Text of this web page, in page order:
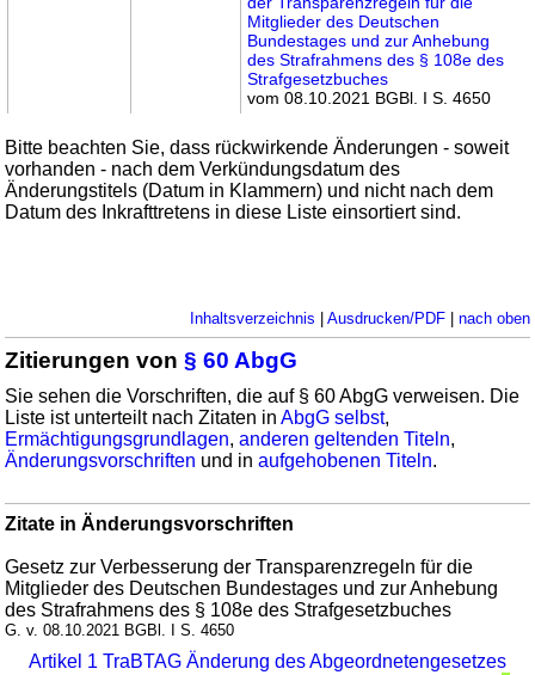
Mitglieder des Deutschen
Bundestages und zur Anhebung
des Strafrahmens des § 108e des
Strafgesetzbuches
vom 08.10.2021 BGBl. I S. 4650
Bitte beachten Sie, dass rückwirkende Änderungen - soweit
vorhanden - nach dem Verkündungsdatum des
Änderungstitels (Datum in Klammern) und nicht nach dem
Datum des Inkrafttretens in diese Liste einsortiert sind.
Inhaltsverzeichnis Ausdrucken/PDF| nach oben
Zitierungen von§ 60 AbgG
Sie sehen die Vorschriften, die auf § 60 AbgG verweisen. Die
Liste ist unterteilt nach Zitaten inAbgG selbst,
Ermächtigungsgrundlagen,anderen geltenden Titeln,
Änderungsvorschriften und inaufgehobenen Titeln.
Zitate in Änderungsvorschriften
Gesetz zur Verbesserung der Transparenzregeln für die
Mitglieder des Deutschen Bundestages und zur Anhebung
des Strafrahmens des § 108e des Strafgesetzbuches
G. v. 08.10.2021 BGBl. I S. 4650
Artikel 1 TraBTAG Änderung des Abgeordnetengesetzes